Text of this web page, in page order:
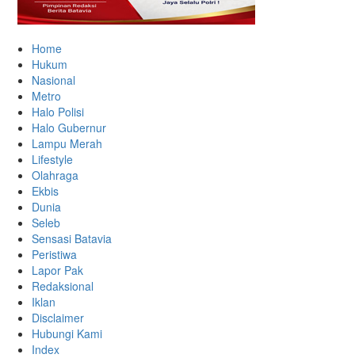
Home
Hukum
Nasional
Metro
Halo Polisi
Halo Gubernur
Lampu Merah
Lifestyle
Olahraga
Ekbis
Dunia
Seleb
Sensasi Batavia
Peristiwa
Lapor Pak
Redaksional
Iklan
Disclaimer
Hubungi Kami
Index